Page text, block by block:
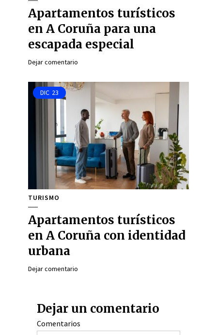
Apartamentos turísticos
en A Coruña para una
escapada especial
Dejar comentario
DIC 23
TURISMO
Apartamentos turísticos
en A Coruña con identidad
urbana
Dejar comentario
Dejar un comentario
Comentarios